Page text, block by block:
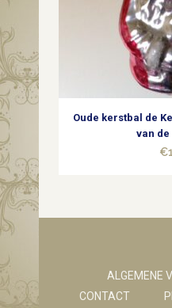
Oude kerstbal de
van de
€
ALGEMENE
CONTACT